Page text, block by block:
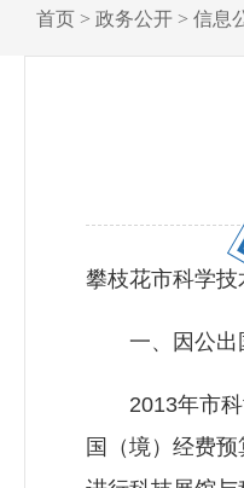
首页 > 政务公开 > 信息
攀枝花市科学技
一、因公出
2013年市科协
国（境）经费